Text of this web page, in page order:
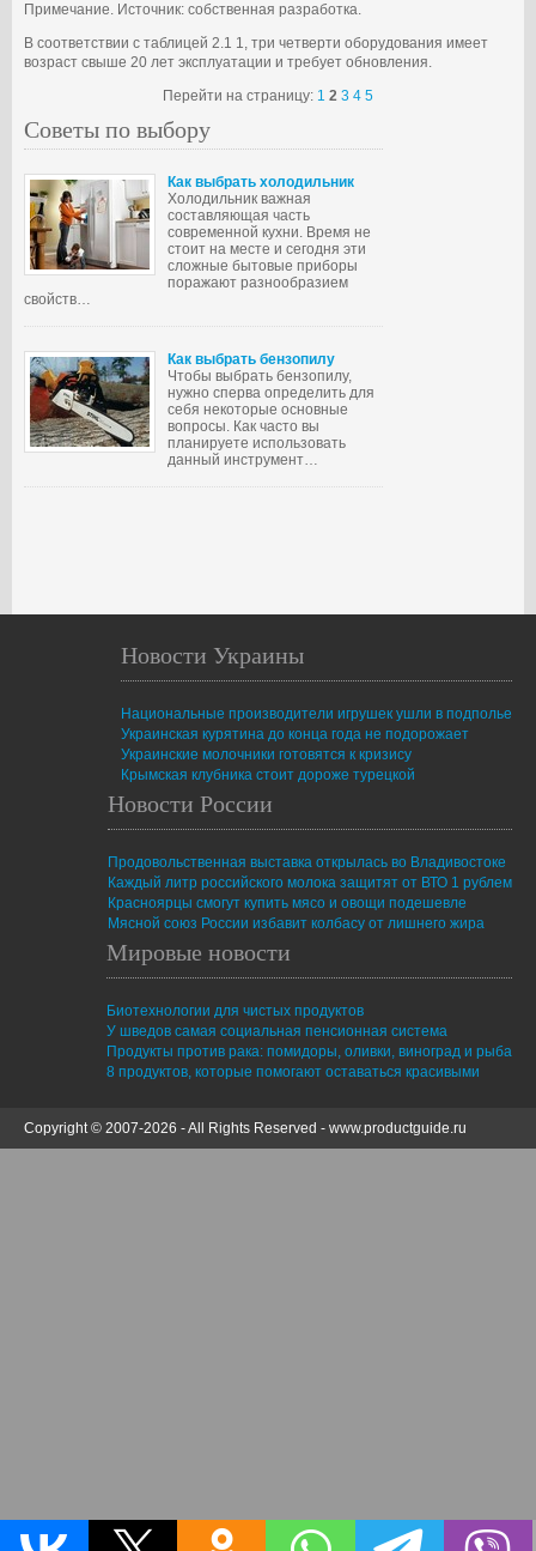
Примечание. Источник: собственная разработка.
В соответствии с таблицей 2.1 1, три четверти оборудования имеет
возраст свыше 20 лет эксплуатации и требует обновления.
Перейти на страницу: 1 2 3 4 5
Советы по выбору
Как выбрать холодильник
Холодильник важная
составляющая часть
современной кухни. Время не
стоит на месте и сегодня эти
сложные бытовые приборы
поражают разнообразием
свойств…
Как выбрать бензопилу
Чтобы выбрать бензопилу,
нужно сперва определить для
себя некоторые основные
вопросы. Как часто вы
планируете использовать
данный инструмент…
Новости Украины
Национальные производители игрушек ушли в подполье
Украинская курятина до конца года не подорожает
Украинские молочники готовятся к кризису
Крымская клубника стоит дороже турецкой
Новости России
Продовольственная выставка открылась во Владивостоке
Каждый литр российского молока защитят от ВТО 1 рублем
Красноярцы смогут купить мясо и овощи подешевле
Мясной союз России избавит колбасу от лишнего жира
Мировые новости
Биотехнологии для чистых продуктов
У шведов самая социальная пенсионная система
Продукты против рака: помидоры, оливки, виноград и рыба
8 продуктов, которые помогают оставаться красивыми
Copyright © 2007-2026 - All Rights Reserved - www.productguide.ru